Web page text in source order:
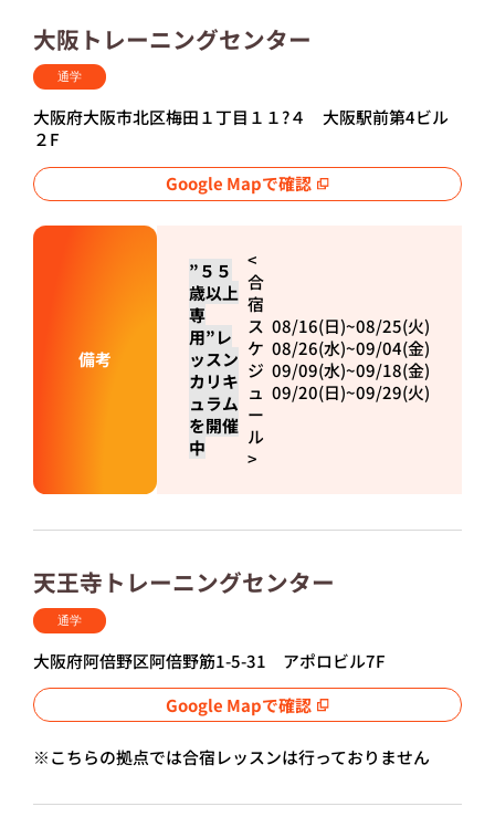
大阪トレーニングセンター
通学
大阪府大阪市北区梅田１丁目１１?４ 大阪駅前第4ビル
２F
Google Mapで確認
備考
”５５
歳以上
専
用”レ
ッスン
カリキ
ュラム
を開催
中
<
合
宿
ス
ケ
ジ
ュ
ー
ル
>
08/16(日)~08/25(火)
08/26(水)~09/04(金)
09/09(水)~09/18(金)
09/20(日)~09/29(火)
天王寺トレーニングセンター
通学
大阪府阿倍野区阿倍野筋1-5-31 アポロビル7F
Google Mapで確認
※こちらの拠点では合宿レッスンは行っておりません